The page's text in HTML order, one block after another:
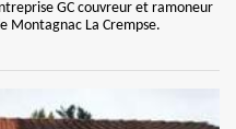
GC couvreur et ramoneur
Montagnac La Crempse.